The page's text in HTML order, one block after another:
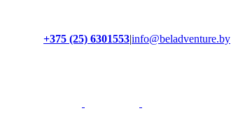
+375 (25) 6301553|info@beladventure.by